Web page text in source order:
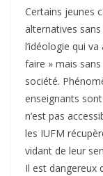
Certains jeunes
alternatives
l’idéologie qui
faire » mais
société.
enseignants
n’est pas
les IUFM
vidant de leur
Il est dangereux